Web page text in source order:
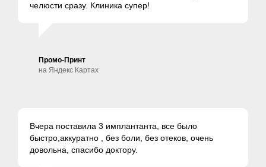
челюсти сразу. Клиника супер!
Промо-Принт
на Яндекс Картах
Вчера поставила 3 имплантанта, все было
быстро,аккуратно , без боли, без отеков, очень
довольна, спасибо доктору.